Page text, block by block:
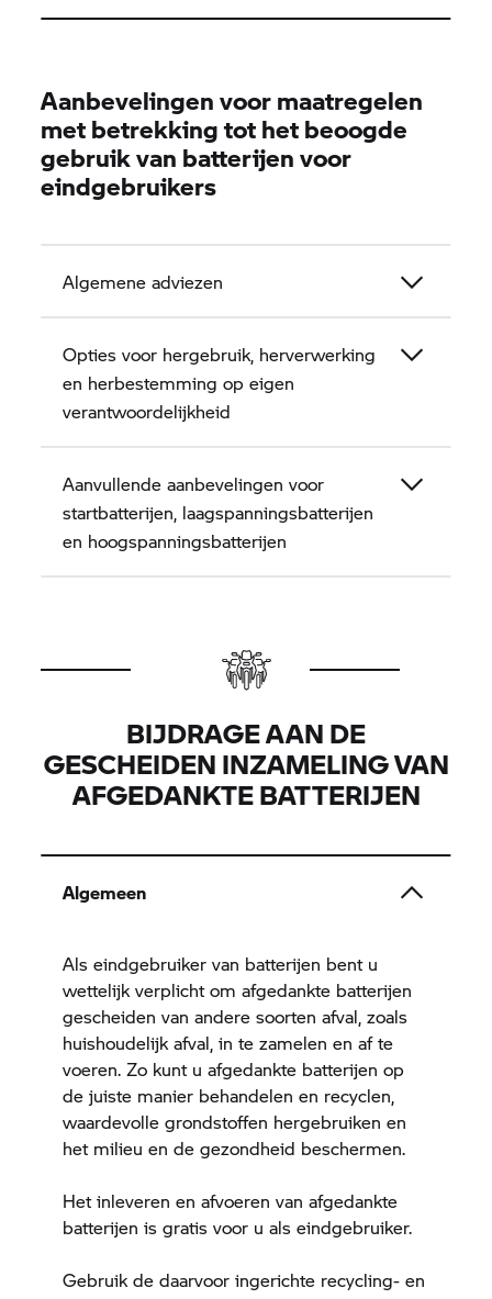
Aanbevelingen voor maatregelen
met betrekking tot het beoogde
gebruik van batterijen voor
eindgebruikers
Algemene adviezen
Opties voor hergebruik, herverwerking
en herbestemming op eigen
verantwoordelijkheid
Aanvullende aanbevelingen voor
startbatterijen, laagspanningsbatterijen
en hoogspanningsbatterijen
BIJDRAGE AAN DE
GESCHEIDEN INZAMELING VAN
AFGEDANKTE BATTERIJEN
Algemeen
Als eindgebruiker van batterijen bent u
wettelijk verplicht om afgedankte batterijen
gescheiden van andere soorten afval, zoals
huishoudelijk afval, in te zamelen en af te
voeren. Zo kunt u afgedankte batterijen op
de juiste manier behandelen en recyclen,
waardevolle grondstoffen hergebruiken en
het milieu en de gezondheid beschermen.
Het inleveren en afvoeren van afgedankte
batterijen is gratis voor u als eindgebruiker.
Gebruik de daarvoor ingerichte recycling- en